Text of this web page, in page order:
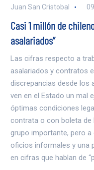
Juan San Cristobal
Casi 1 millón de
asalariados”
Las cifras respecto a
asalariados y contratos
discrepancias desde los
ven en el Estado un mal
óptimas condiciones
contrata o con boleta de
grupo importante, pero
oficios informales y una
en cifras que hablan de